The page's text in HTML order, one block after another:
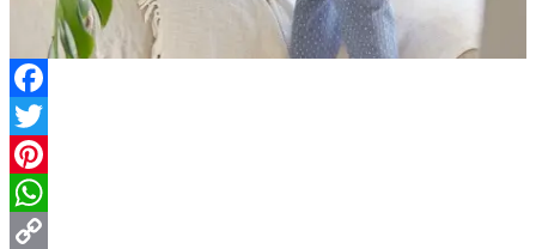
Facebook
Twitter
Pinterest
WhatsApp